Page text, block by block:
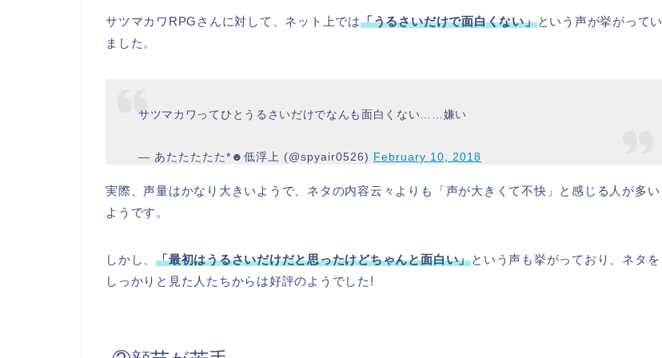
サツマカワRPGさんに対して、ネット上では「うるさいだけで面白くない」という声が挙がってい
ました。
サツマカワってひとうるさいだけでなんも面白くない……嫌い
— あたたたたた*☻低浮上 (@spyair0526) February 10, 2018
実際、声量はかなり大きいようで、ネタの内容云々よりも「声が大きくて不快」と感じる人が多い
ようです。
しかし、「最初はうるさいだけだと思ったけどちゃんと面白い」という声も挙がっており、ネタを
しっかりと見た人たちからは好評のようでした!